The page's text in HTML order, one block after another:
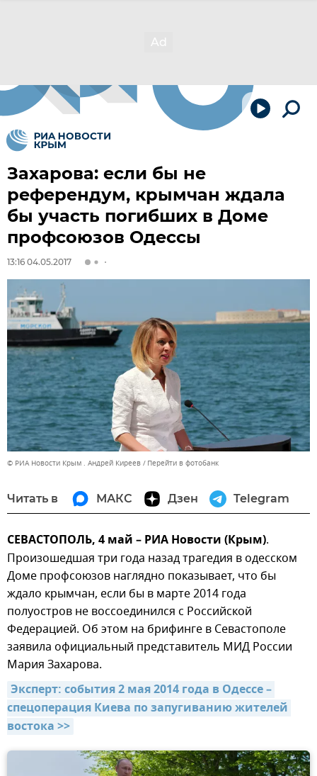
Захарова: если бы не
референдум, крымчан ждала
бы участь погибших в Доме
профсоюзов Одессы
13:16 04.05.2017
© РИА Новости Крым . Андрей Киреев Перейти в фотобанк
Читать в МАКС Дзен Telegram
СЕВАСТОПОЛЬ, 4 май – РИА Новости (Крым).
Произошедшая три года назад трагедия в одесском
Доме профсоюзов наглядно показывает, что бы
ждало крымчан, если бы в марте 2014 года
полуостров не воссоединился с Российской
Федерацией. Об этом на брифинге в Севастополе
заявила официальный представитель МИД России
Мария Захарова.
Эксперт: события 2 мая 2014 года в Одессе –
спецоперация Киева по запугиванию жителей
востока >>